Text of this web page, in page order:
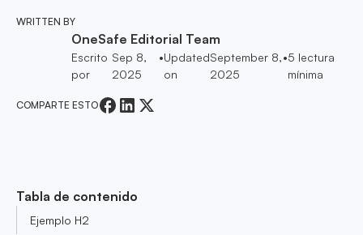
WRITTEN BY
OneSafe Editorial Team
Escrito
por
Sep 8,
2025
•Updated
on
September 8,
2025
•5 lectura
mínima
COMPARTE ESTO
Tabla de contenido
Ejemplo H2